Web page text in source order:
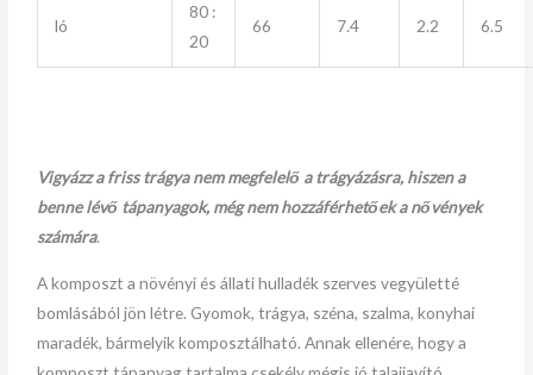
ló
80 :
20
66 7.4 2.2 6.5
Vigyázz a friss trágya nem megfelelő a trágyázásra, hiszen a
benne lévő tápanyagok, még nem hozzáférhetőek a nővények
számára.
A komposzt a növényi és állati hulladék szerves vegyületté
bomlásából jön létre. Gyomok, trágya, széna, szalma, konyhai
maradék, bármelyik komposztálható. Annak ellenére, hogy a